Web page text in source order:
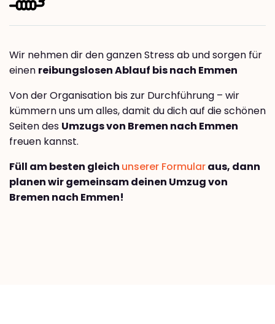
Wir nehmen dir den ganzen Stress ab und sorgen für
einen reibungslosen Ablauf bis nach Emmen
Von der Organisation bis zur Durchführung – wir
kümmern uns um alles, damit du dich auf die schönen
Seiten des Umzugs von Bremen nach Emmen
freuen kannst.
Füll am besten gleich unserer Formularaus, dann
planen wir gemeinsam deinen Umzug von
Bremen nach Emmen!